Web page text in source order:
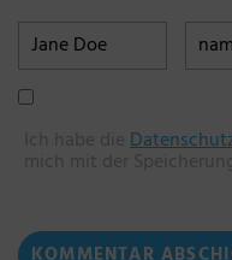
Ich habe die
mich mit der